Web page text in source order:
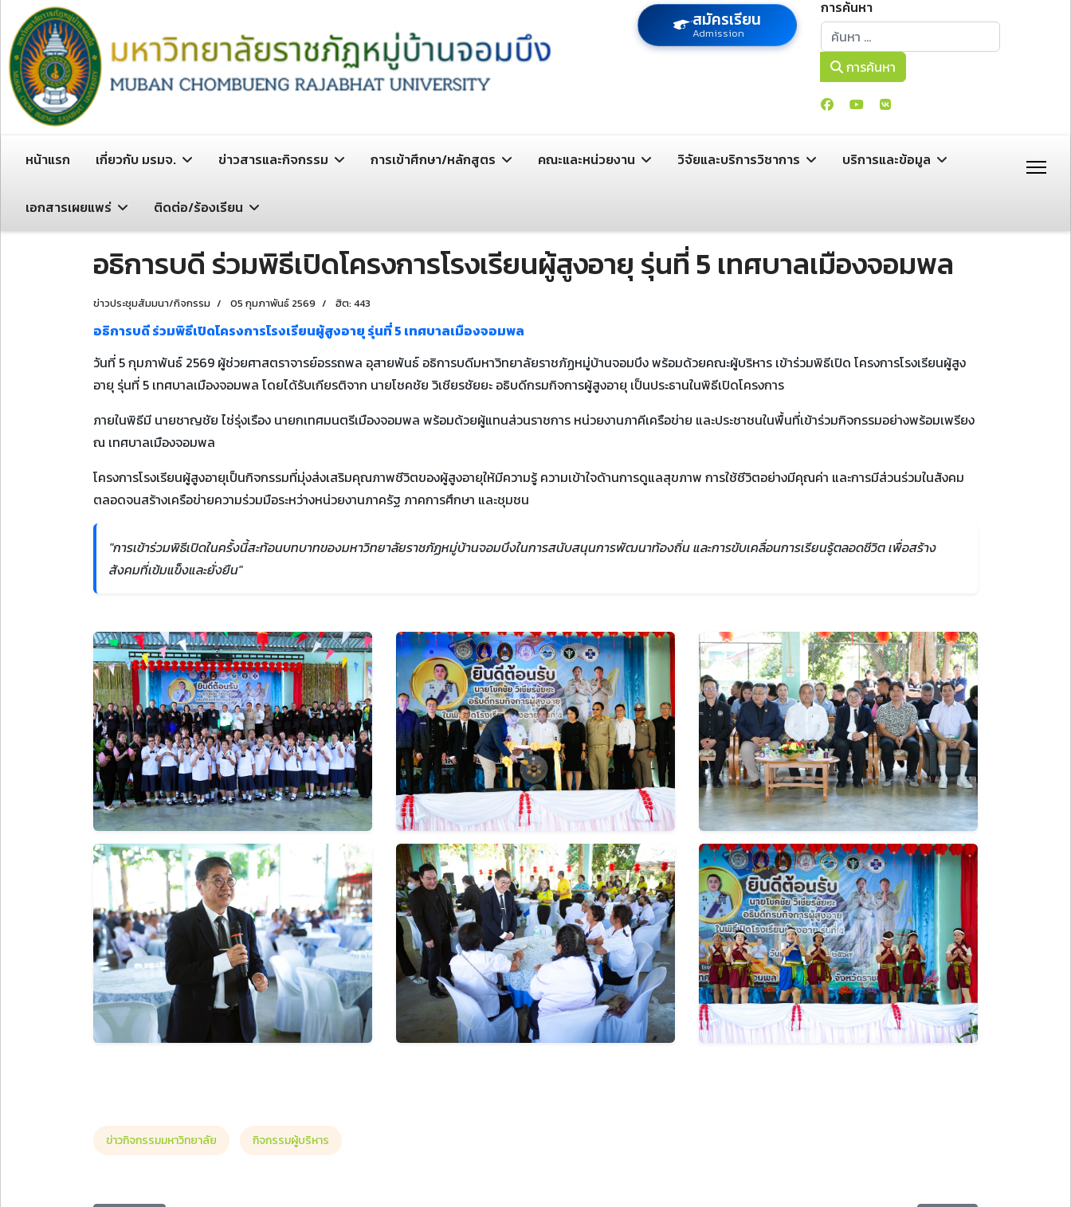
สมัครเรียน
Admission
การค้นหา
การค้นหา
การค้นหา
หน้าแรก เกี่ยวกับ มรมจ. ข่าวสารและกิจกรรม การเข้าศึกษา/หลักสูตร คณะและหน่วยงาน วิจัยและบริการวิชาการ บริการและข้อมูล
เอกสารเผยแพร่ ติดต่อ/ร้องเรียน
อธิการบดี ร่วมพิธีเปิดโครงการโรงเรียนผู้สูงอายุ รุ่นที่ 5 เทศบาลเมืองจอมพล
ข่าวประชุมสัมมนา/กิจกรรม 05 กุมภาพันธ์ 2569 ฮิต: 443
อธิการบดี ร่วมพิธีเปิดโครงการโรงเรียนผู้สูงอายุ รุ่นที่ 5 เทศบาลเมืองจอมพล
วันที่ 5 กุมภาพันธ์ 2569 ผู้ช่วยศาสตราจารย์อรรถพล อุสายพันธ์ อธิการบดีมหาวิทยาลัยราชภัฏหมู่บ้านจอมบึง พร้อมด้วยคณะผู้บริหาร เข้าร่วมพิธีเปิด โครงการโรงเรียนผู้สูง
อายุ รุ่นที่ 5 เทศบาลเมืองจอมพล โดยได้รับเกียรติจาก นายโชคชัย วิเชียรชัยยะ อธิบดีกรมกิจการผู้สูงอายุ เป็นประธานในพิธีเปิดโครงการ
ภายในพิธีมี นายชาญชัย ไช่รุ่งเรือง นายกเทศมนตรีเมืองจอมพล พร้อมด้วยผู้แทนส่วนราชการ หน่วยงานภาคีเครือข่าย และประชาชนในพื้นที่เข้าร่วมกิจกรรมอย่างพร้อมเพรียง
ณ เทศบาลเมืองจอมพล
โครงการโรงเรียนผู้สูงอายุเป็นกิจกรรมที่มุ่งส่งเสริมคุณภาพชีวิตของผู้สูงอายุให้มีความรู้ ความเข้าใจด้านการดูแลสุขภาพ การใช้ชีวิตอย่างมีคุณค่า และการมีส่วนร่วมในสังคม
ตลอดจนสร้างเครือข่ายความร่วมมือระหว่างหน่วยงานภาครัฐ ภาคการศึกษา และชุมชน
"การเข้าร่วมพิธีเปิดในครั้งนี้สะท้อนบทบาทของมหาวิทยาลัยราชภัฏหมู่บ้านจอมบึงในการสนับสนุนการพัฒนาท้องถิ่น และการขับเคลื่อนการเรียนรู้ตลอดชีวิต เพื่อสร้าง
สังคมที่เข้มแข็งและยั่งยืน"
ข่าวกิจกรรมมหาวิทยาลัย กิจกรรมผู้บริหาร